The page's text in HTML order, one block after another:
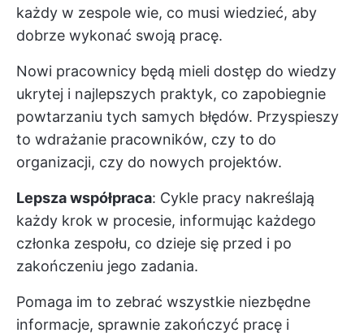
każdy w zespole wie, co musi wiedzieć, aby
dobrze wykonać swoją pracę.
Nowi pracownicy będą mieli dostęp do wiedzy
ukrytej i najlepszych praktyk, co zapobiegnie
powtarzaniu tych samych błędów. Przyspieszy
to wdrażanie pracowników, czy to do
organizacji, czy do nowych projektów.
Lepsza współpraca: Cykle pracy nakreślają
każdy krok w procesie, informując każdego
członka zespołu, co dzieje się przed i po
zakończeniu jego zadania.
Pomaga im to zebrać wszystkie niezbędne
informacje, sprawnie zakończyć pracę i